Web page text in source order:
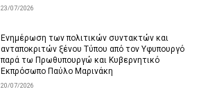
23/07/2026
Ενημέρωση των πολιτικών συντακτών και
ανταποκριτών ξένου Τύπου από τον Υφυπουργό
παρά τω Πρωθυπουργώ και Κυβερνητικό
Εκπρόσωπο Παύλο Μαρινάκη
20/07/2026